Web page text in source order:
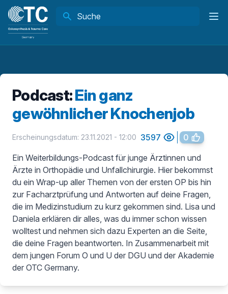
Podcast:Ein ganz
gewöhnlicher Knochenjob
Erscheinungsdatum: 23.11.2021 - 12:00 3597
0
Ein Weiterbildungs-Podcast für junge Ärztinnen und
Ärzte in Orthopädie und Unfallchirurgie. Hier bekommst
du ein Wrap-up aller Themen von der ersten OP bis hin
zur Facharztprüfung und Antworten auf deine Fragen,
die im Medizinstudium zu kurz gekommen sind. Lisa und
Daniela erklären dir alles, was du immer schon wissen
wolltest und nehmen sich dazu Experten an die Seite,
die deine Fragen beantworten. In Zusammenarbeit mit
dem jungen Forum O und U der DGU und der Akademie
der OTC Germany.